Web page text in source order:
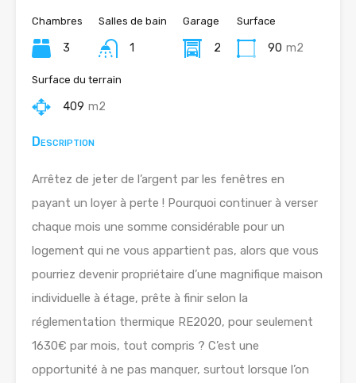
Chambres
3
Salles de bain
1
Garage
2
Surface
90 m2
Surface du terrain
409 m2
Description
Arrêtez de jeter de l’argent par les fenêtres en
payant un loyer à perte ! Pourquoi continuer à verser
chaque mois une somme considérable pour un
logement qui ne vous appartient pas, alors que vous
pourriez devenir propriétaire d’une magnifique maison
individuelle à étage, prête à finir selon la
réglementation thermique RE2020, pour seulement
1630€ par mois, tout compris ? C’est une
opportunité à ne pas manquer, surtout lorsque l’on